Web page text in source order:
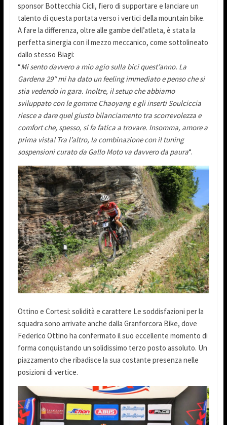
sponsor Bottecchia Cicli, fiero di supportare e lanciare un
talento di questa portata verso i vertici della mountain bike.
A fare la differenza, oltre alle gambe dell’atleta, è stata la
perfetta sinergia con il mezzo meccanico, come sottolineato
dallo stesso Biagi:
“Mi sento davvero a mio agio sulla bici quest’anno. La
Gardena 29″ mi ha dato un feeling immediato e penso che si
stia vedendo in gara. Inoltre, il setup che abbiamo
sviluppato con le gomme Chaoyang e gli inserti Soulciccia
riesce a dare quel giusto bilanciamento tra scorrevolezza e
comfort che, spesso, si fa fatica a trovare. Insomma, amore a
prima vista! Tra l’altro, la combinazione con il tuning
sospensioni curato da Gallo Moto va davvero da paura“.
Ottino e Cortesi: solidità e carattere Le soddisfazioni per la
squadra sono arrivate anche dalla Granforcora Bike, dove
Federico Ottino ha confermato il suo eccellente momento di
forma conquistando un solidissimo terzo posto assoluto. Un
piazzamento che ribadisce la sua costante presenza nelle
posizioni di vertice.